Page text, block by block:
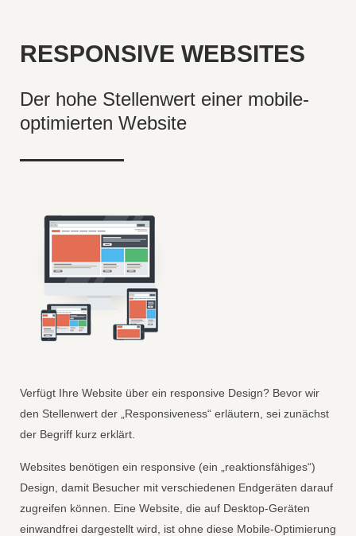
RESPONSIVE WEBSITES
Der hohe Stellenwert einer mobile-
optimierten Website
Verfügt Ihre Website über ein responsive Design? Bevor wir
den Stellenwert der „Responsiveness“ erläutern, sei zunächst
der Begriff kurz erklärt.
Websites benötigen ein responsive (ein „reaktionsfähiges“)
Design, damit Besucher mit verschiedenen Endgeräten darauf
zugreifen können. Eine Website, die auf Desktop-Geräten
einwandfrei dargestellt wird, ist ohne diese Mobile-Optimierung